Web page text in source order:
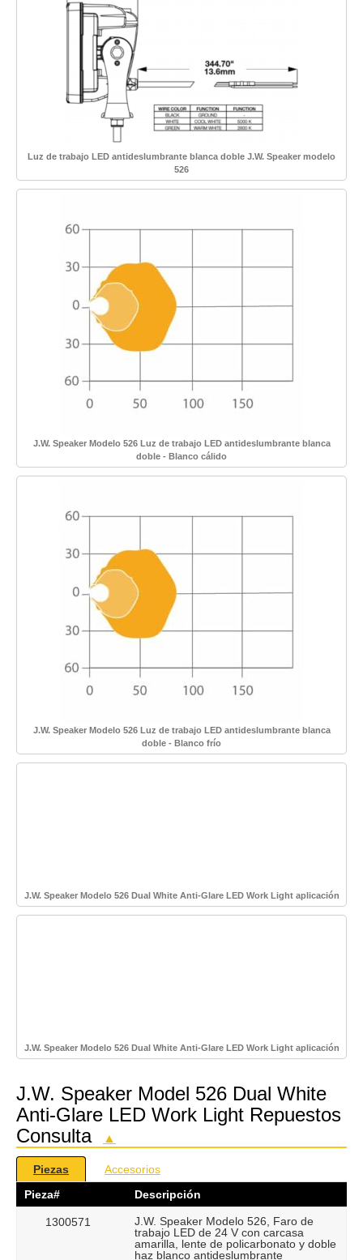
Luz de trabajo LED antideslumbrante blanca doble J.W. Speaker modelo
526
J.W. Speaker Modelo 526 Luz de trabajo LED antideslumbrante blanca
doble - Blanco cálido
J.W. Speaker Modelo 526 Luz de trabajo LED antideslumbrante blanca
doble - Blanco frío
J.W. Speaker Modelo 526 Dual White Anti-Glare LED Work Light aplicación
J.W. Speaker Modelo 526 Dual White Anti-Glare LED Work Light aplicación
J.W. Speaker Model 526 Dual White
Anti-Glare LED Work Light Repuestos
Consulta
▲
Piezas
Accesorios
Pieza#
Descripción
1300571
J.W. Speaker Modelo 526, Faro de
trabajo LED de 24 V con carcasa
amarilla, lente de policarbonato y doble
haz blanco antideslumbrante